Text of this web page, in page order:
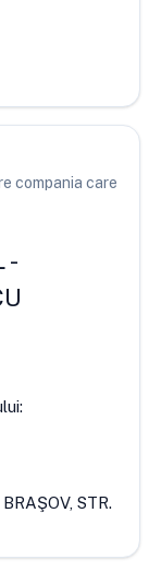
compania care
-
STR.